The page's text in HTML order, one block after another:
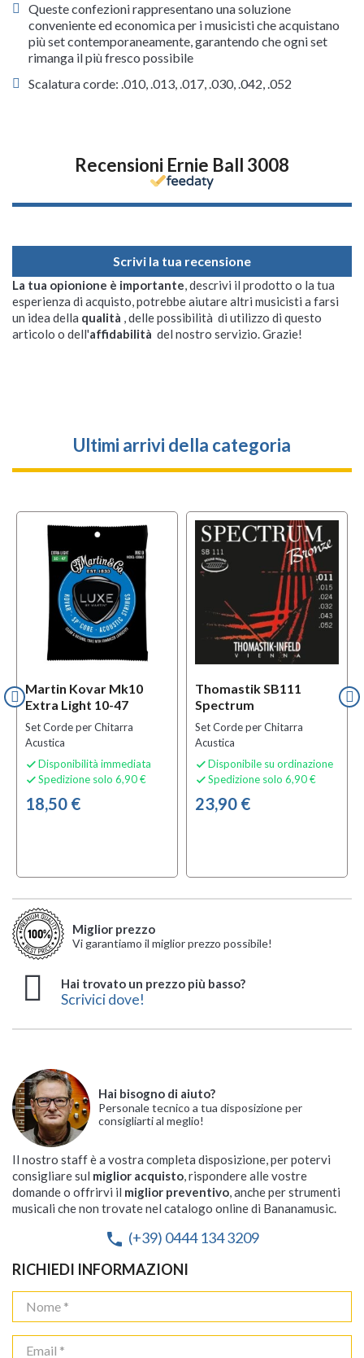
Queste confezioni rappresentano una soluzione
conveniente ed economica per i musicisti che acquistano
più set contemporaneamente, garantendo che ogni set
rimanga il più fresco possibile
Scalatura corde: .010, .013, .017, .030, .042, .052
Recensioni Ernie Ball 3008
Scrivi la tua recensione
La tua opionione è importante, descrivi il prodotto o la tua
esperienza di acquisto, potrebbe aiutare altri musicisti a farsi
un idea della qualità , delle possibilità di utilizzo di questo
articolo o dell'affidabilità del nostro servizio. Grazie!
Ultimi arrivi della categoria
Martin Kovar Mk10
Extra Light 10-47
Set Corde per Chitarra
Acustica
 Disponibilità immediata
 Spedizione solo 6,90 €
18,50 €
Thomastik SB111
Spectrum
Set Corde per Chitarra
Acustica
 Disponibile su ordinazione
 Spedizione solo 6,90 €
23,90 €
Miglior prezzo
Vi garantiamo il miglior prezzo possibile!
Hai trovato un prezzo più basso?
Scrivici dove!
Hai bisogno di aiuto?
Personale tecnico a tua disposizione per
consigliarti al meglio!
Il nostro staff è a vostra completa disposizione, per potervi
consigliare sul miglior acquisto, rispondere alle vostre
domande o offrirvi il miglior preventivo, anche per strumenti
musicali che non trovate nel catalogo online di Bananamusic.
phone (+39) 0444 134 3209
RICHIEDI INFORMAZIONI